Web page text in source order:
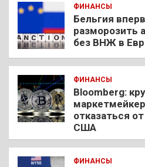
ФИНАНСЫ
Бельгия
разморозить
без ВНЖ в
ФИНАНСЫ
Bloomberg:
отказаться
США
ФИНАНСЫ